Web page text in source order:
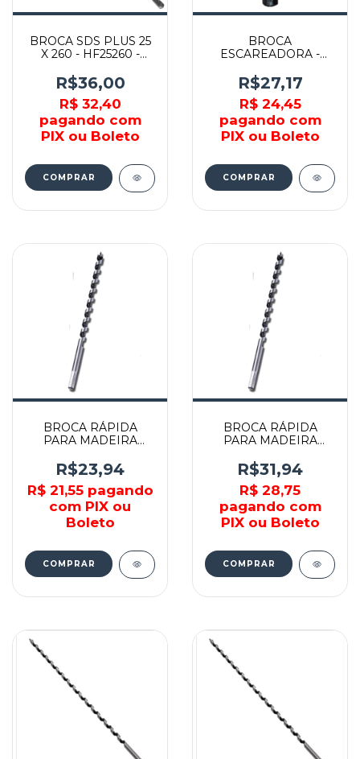
BROCA SDS PLUS 25
X 260 - HF25260 -
R$36,00
R$ 32,40
pagando com
PIX ou Boleto
BROCA
ESCAREADORA -
R$27,17
R$ 24,45
pagando com
PIX ou Boleto
BROCA RÁPIDA
PARA MADEIRA
TEVWA12460 - TEVA
R$23,94
R$ 21,55pagando
com PIX ou
Boleto
COMPRAR
BROCA RÁPIDA
PARA MADEIRA
TEVWA10450 - TEVA
R$31,94
R$ 28,75
pagando com
PIX ou Boleto
COMPRAR